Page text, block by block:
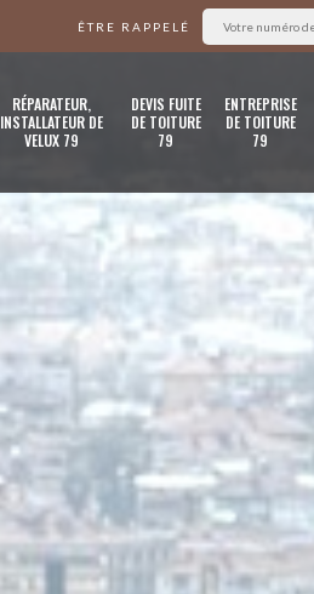
ÊTRE RAPPELÉ
RÉPARATEUR,
INSTALLATEUR DE
VELUX 79
DEVIS FUITE
DE TOITURE
79
ENTREPRISE
DE TOITURE
79